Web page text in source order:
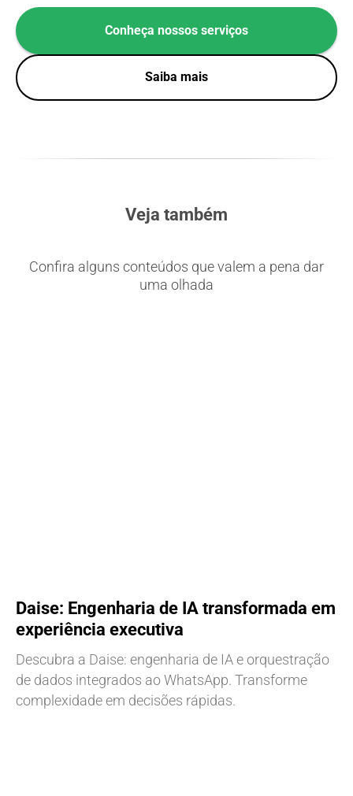
Conheça nossos serviços
Saiba mais
Veja também
Confira alguns conteúdos que valem a pena dar
uma olhada
Daise: Engenharia de IA transformada em
experiência executiva
Descubra a Daise: engenharia de IA e orquestração
de dados integrados ao WhatsApp. Transforme
complexidade em decisões rápidas.